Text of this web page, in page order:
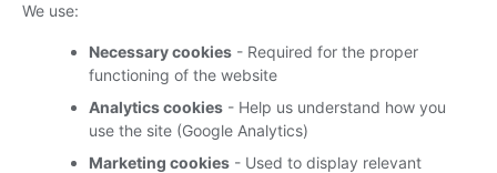
ידיעה זו זמינה גם באמצעות ערוצי ה-Telegramוה-Whatsapp
We use:
Necessary cookies - Required for the proper
functioning of the website
Analytics cookies - Help us understand how you
use the site (Google Analytics)
Marketing cookies - Used to display relevant